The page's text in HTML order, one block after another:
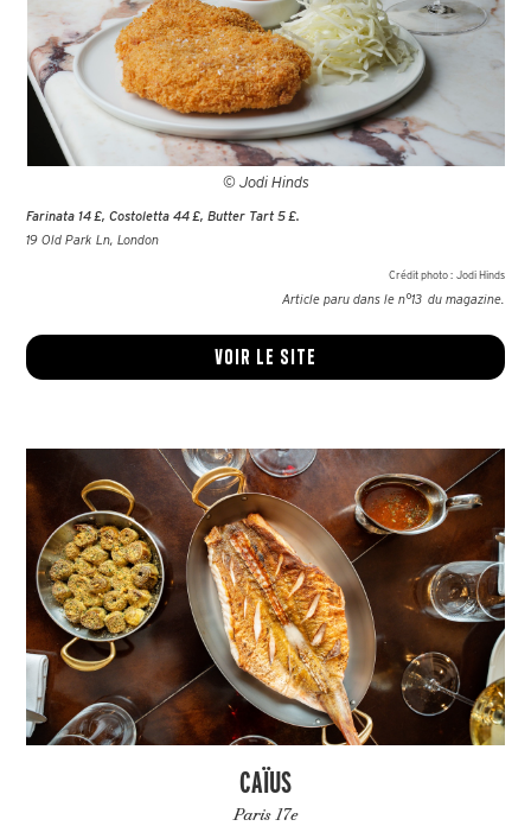
© Jodi Hinds
Farinata 14 £, Costoletta 44 £, Butter Tart 5 £.
19 Old Park Ln, London
Crédit photo : Jodi Hinds
Article paru dans le n°13 du magazine.
Voir le site
CAÏUS
Paris 17e